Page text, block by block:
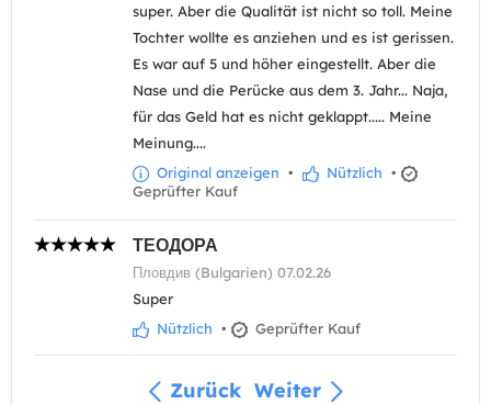
super. Aber die Qualität ist nicht so toll. Meine
Tochter wollte es anziehen und es ist gerissen.
Es war auf 5 und höher eingestellt. Aber die
Nase und die Perücke aus dem 3. Jahr... Naja,
für das Geld hat es nicht geklappt..... Meine
Meinung....
Original anzeigen • Nützlich •
Geprüfter Kauf
ТЕОДОРА
Пловдив (Bulgarien) 07.02.26
Super
Nützlich • Geprüfter Kauf
Zurück Weiter